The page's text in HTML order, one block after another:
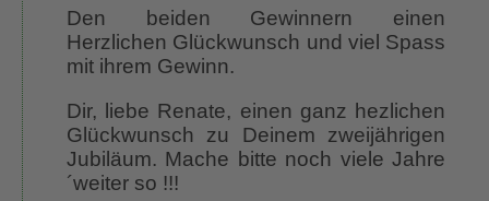
Den beiden Gewinnern einen
Herzlichen Glückwunsch und viel Spass
mit ihrem Gewinn.
Dir, liebe Renate, einen ganz hezlichen
Glückwunsch zu Deinem zweijährigen
Jubiläum. Mache bitte noch viele Jahre
´weiter so !!!